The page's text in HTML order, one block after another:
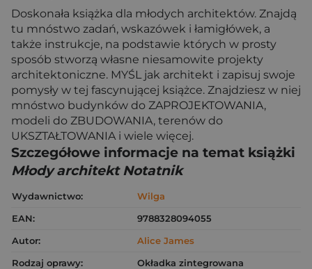
Doskonała książka dla młodych architektów. Znajdą
tu mnóstwo zadań, wskazówek i łamigłówek, a
także instrukcje, na podstawie których w prosty
sposób stworzą własne niesamowite projekty
architektoniczne. MYŚL jak architekt i zapisuj swoje
pomysły w tej fascynującej książce. Znajdziesz w niej
mnóstwo budynków do ZAPROJEKTOWANIA,
modeli do ZBUDOWANIA, terenów do
UKSZTAŁTOWANIA i wiele więcej.
Szczegółowe informacje na temat książki
Młody architekt Notatnik
Wydawnictwo:
Wilga
EAN:
9788328094055
Autor:
Alice James
Rodzaj oprawy:
Okładka zintegrowana